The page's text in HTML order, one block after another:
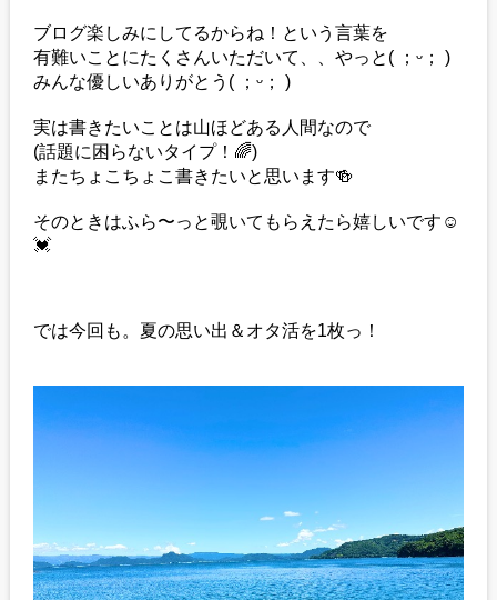
ブログ楽しみにしてるからね！という言葉を
有難いことにたくさんいただいて、、やっと( ；ᵕ； )
みんな優しいありがとう( ；ᵕ； )
実は書きたいことは山ほどある人間なので
(話題に困らないタイプ！🌈)
またちょこちょこ書きたいと思います🍻
そのときはふら〜っと覗いてもらえたら嬉しいです☺️
💓
では今回も。夏の思い出＆オタ活を1枚っ！